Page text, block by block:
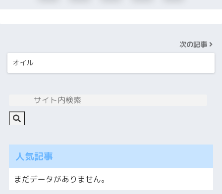
次の記事
オイル
人気記事
まだデータがありません。